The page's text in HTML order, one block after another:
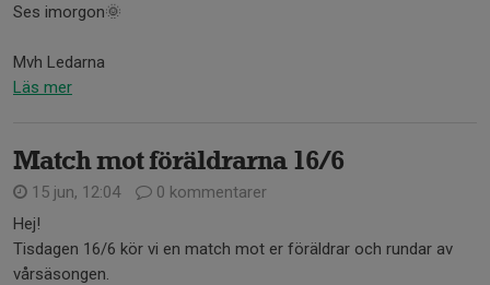
Ses imorgon🌞
Mvh Ledarna
Läs mer
Match mot föräldrarna 16/6
15 jun, 12:04
0 kommentarer
Hej!
Tisdagen 16/6 kör vi en match mot er föräldrar och rundar av
vårsäsongen.